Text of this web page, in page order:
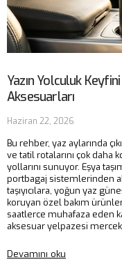
Yazın Yolculuk
Aksesuarları
Haziran 22, 2026
Bu rehber, yaz aylarında
ve tatil rotalarını çok
yollarını sunuyor. Eşya
portbagaj sistemlerinden
taşıyıcılara, yoğun yaz
koruyan özel bakım
saatlerce muhafaza eden
aksesuar yelpazesi mercek
Devamını oku